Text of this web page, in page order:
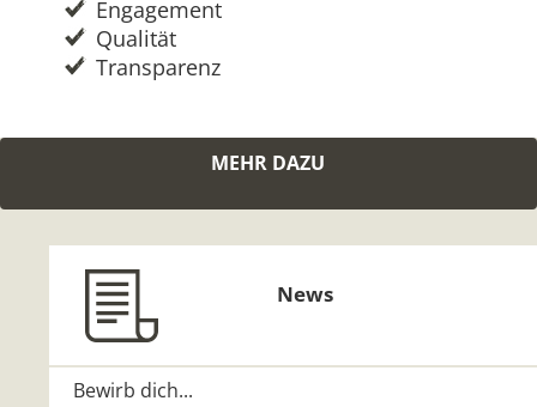
Engagement
Qualität
Transparenz
MEHR DAZU
News
Bewirb dich...